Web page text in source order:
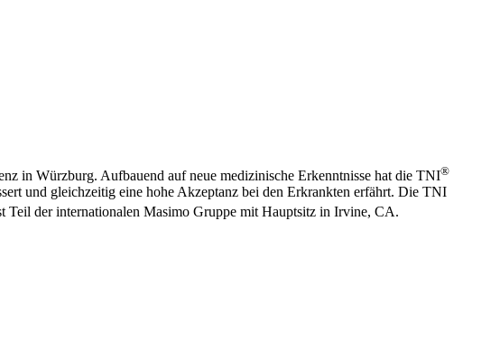
in Würzburg. Aufbauend auf neue medizinische Erkenntnisse hat die TNI®
und gleichzeitig eine hohe Akzeptanz bei den Erkrankten erfährt. Die TNI
Teil der internationalen Masimo Gruppe mit Hauptsitz in Irvine, CA.